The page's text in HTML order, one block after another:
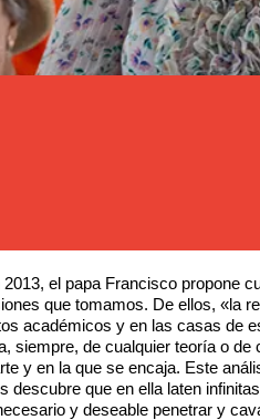
2013, el papa Francisco propone
que tomamos. De ellos, «la
académicos y en las casas de
siempre, de cualquier teoría o de
y en la que se encaja. Este
descubre que en ella laten
y deseable penetrar y